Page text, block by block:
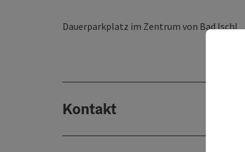
Dauerparkplatz im Zentrum von Bad Ischl
Kontakt